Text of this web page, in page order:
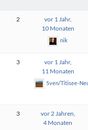
2
vor 1 Jahr,
10 Monaten
nik
3
vor 1 Jahr,
11 Monaten
Sven/Titisee-
3
vor 2 Jahren,
4 Monaten